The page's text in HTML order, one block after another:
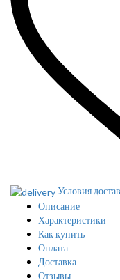
Условия
Описание
Характеристики
Как купить
Оплата
Доставка
Отзывы